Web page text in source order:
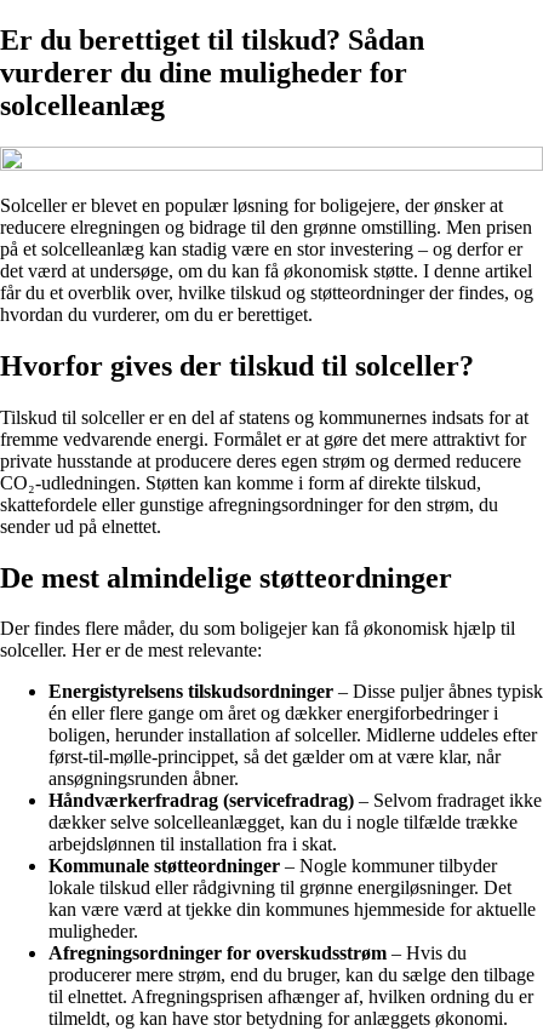
Er du berettiget til tilskud? Sådan
vurderer du dine muligheder for
solcelleanlæg
Solceller er blevet en populær løsning for boligejere, der ønsker at
reducere elregningen og bidrage til den grønne omstilling. Men prisen
på et solcelleanlæg kan stadig være en stor investering – og derfor er
det værd at undersøge, om du kan få økonomisk støtte. I denne artikel
får du et overblik over, hvilke tilskud og støtteordninger der findes, og
hvordan du vurderer, om du er berettiget.
Hvorfor gives der tilskud til solceller?
Tilskud til solceller er en del af statens og kommunernes indsats for at
fremme vedvarende energi. Formålet er at gøre det mere attraktivt for
private husstande at producere deres egen strøm og dermed reducere
CO₂-udledningen. Støtten kan komme i form af direkte tilskud,
skattefordele eller gunstige afregningsordninger for den strøm, du
sender ud på elnettet.
De mest almindelige støtteordninger
Der findes flere måder, du som boligejer kan få økonomisk hjælp til
solceller. Her er de mest relevante:
Energistyrelsens tilskudsordninger – Disse puljer åbnes typisk
én eller flere gange om året og dækker energiforbedringer i
boligen, herunder installation af solceller. Midlerne uddeles efter
først-til-mølle-princippet, så det gælder om at være klar, når
ansøgningsrunden åbner.
Håndværkerfradrag (servicefradrag) – Selvom fradraget ikke
dækker selve solcelleanlægget, kan du i nogle tilfælde trække
arbejdslønnen til installation fra i skat.
Kommunale støtteordninger – Nogle kommuner tilbyder
lokale tilskud eller rådgivning til grønne energiløsninger. Det
kan være værd at tjekke din kommunes hjemmeside for aktuelle
muligheder.
Afregningsordninger for overskudsstrøm – Hvis du
producerer mere strøm, end du bruger, kan du sælge den tilbage
til elnettet. Afregningsprisen afhænger af, hvilken ordning du er
tilmeldt, og kan have stor betydning for anlæggets økonomi.